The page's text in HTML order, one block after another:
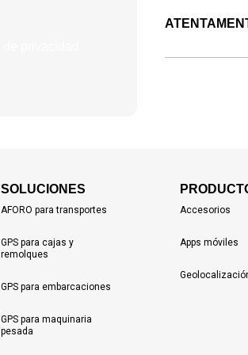
SOLUCIONES
AFORO para transportes
GPS para cajas y
remolques
GPS para embarcaciones
GPS para maquinaria
pesada
Accesorios
Apps móviles